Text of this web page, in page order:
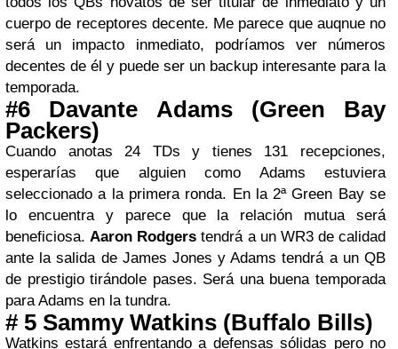
cuerpo de receptores decente. Me parece que auqnue no
será un impacto inmediato, podríamos ver números
decentes de él y puede ser un backup interesante para la
temporada.
#6 Davante Adams (Green Bay
Packers)
Cuando anotas 24 TDs y tienes 131 recepciones,
esperarías que alguien como Adams estuviera
seleccionado a la primera ronda. En la 2ª Green Bay se
lo encuentra y parece que la relación mutua será
beneficiosa.Aaron Rodgers tendrá a un WR3 de calidad
ante la salida de James Jones y Adams tendrá a un QB
de prestigio tirándole pases. Será una buena temporada
para Adams en la tundra.
# 5 Sammy Watkins (Buffalo Bills)
Watkins estará enfrentando a defensas sólidas pero no